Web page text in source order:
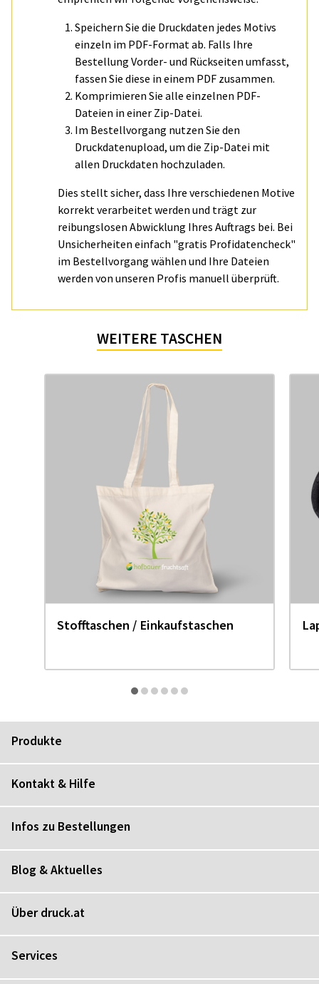
Speichern Sie die Druckdaten jedes Motivs
einzeln im PDF-Format ab. Falls Ihre
Bestellung Vorder- und Rückseiten umfasst,
fassen Sie diese in einem PDF zusammen.
Komprimieren Sie alle einzelnen PDF-
Dateien in einer Zip-Datei.
Im Bestellvorgang nutzen Sie den
Druckdatenupload, um die Zip-Datei mit
allen Druckdaten hochzuladen.
Dies stellt sicher, dass Ihre verschiedenen Motive
korrekt verarbeitet werden und trägt zur
reibungslosen Abwicklung Ihres Auftrags bei. Bei
Unsicherheiten einfach "gratis Profidatencheck"
im Bestellvorgang wählen und Ihre Dateien
werden von unseren Profis manuell überprüft.
WEITERE TASCHEN
Stofftaschen / Einkaufstaschen
Produkte
Kontakt & Hilfe
Infos zu Bestellungen
Blog & Aktuelles
Über druck.at
Services